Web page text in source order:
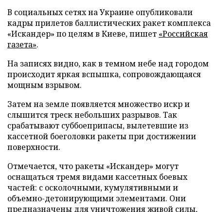
В социальных сетях на Украине опубликовали
кадры прилетов баллистических ракет комплекса
«Искандер» по целям в Киеве, пишет «Российская
газета».
На записях видно, как в темном небе над городом
происходит яркая вспышка, сопровождающаяся
мощным взрывом.
Затем на земле появляется множество искр и
слышится треск небольших разрывов. Так
срабатывают суббоеприпасы, вылетевшие из
кассетной боеголовки ракеты при достижении
поверхности.
Отмечается, что ракеты «Искандер» могут
оснащаться тремя видами кассетных боевых
частей: с осколочными, кумулятивными и
объемно-детонирующими элементами. Они
предназначены для уничтожения живой силы,